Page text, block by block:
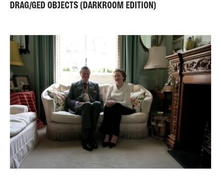
DRAG/GED OBJECTS (DARKROOM EDITION)